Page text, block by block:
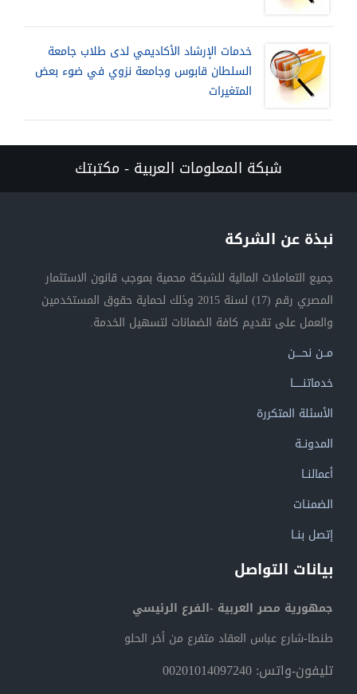
خدمات الإرشاد الأكاديمي لدى طلاب جامعة
السلطان قابوس وجامعة نزوي في ضوء بعض
المتغيرات
شبكة المعلومات العربية - مكتبتك
نبذة عن الشركة
جميع التعاملات المالية للشبكة محمية بموجب قانون الاستثمار
المصري رقم (17) لسنة 2015 وذلك لحماية حقوق المستخدمين
والعمل على تقديم كافة الضمانات لتسهيل الخدمة.
مــن نحــــن
خدماتنــــــا
الأسئلة المتكررة
المدونــة
أعمالنــا
الضمنـات
إتصل بنــا
بيانات التواصل
جمهورية مصر العربية -الفرع الرئيسي
طنطا-شارع عباس العقاد متفرع من أخر الحلو
تليفون-واتس: 00201014097240